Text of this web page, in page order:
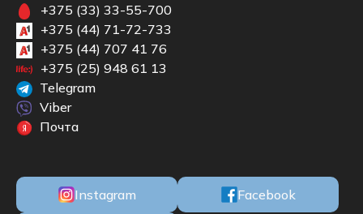
+375 (33) 33-55-700
+375 (44) 71-72-733
+375 (44) 707 41 76
+375 (25) 948 61 13
Telegram
Viber
Почта
Instagram Facebook